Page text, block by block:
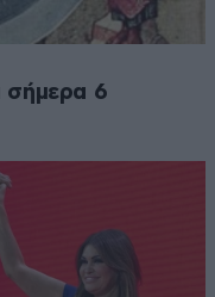
σήμερα 6